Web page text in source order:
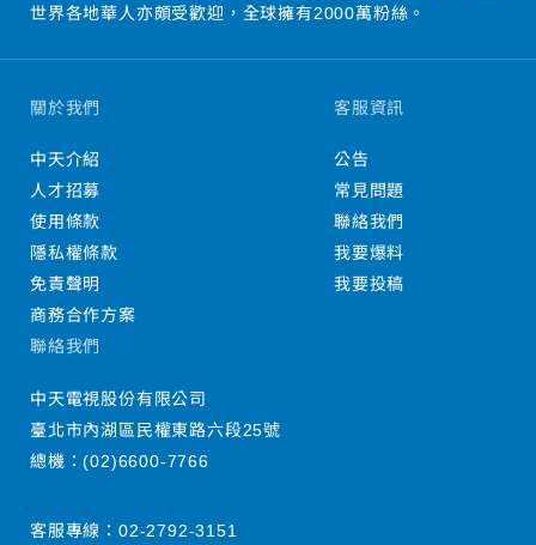
世界各地華人亦頗受歡迎，全球擁有2000萬粉絲。
關於我們
中天介紹
人才招募
使用條款
隱私權條款
免責聲明
商務合作方案
客服資訊
公告
常見問題
聯絡我們
我要爆料
我要投稿
聯絡我們
中天電視股份有限公司
臺北市內湖區民權東路六段25號
總機：(02)6600-7766
客服專線： 02-2792-3151